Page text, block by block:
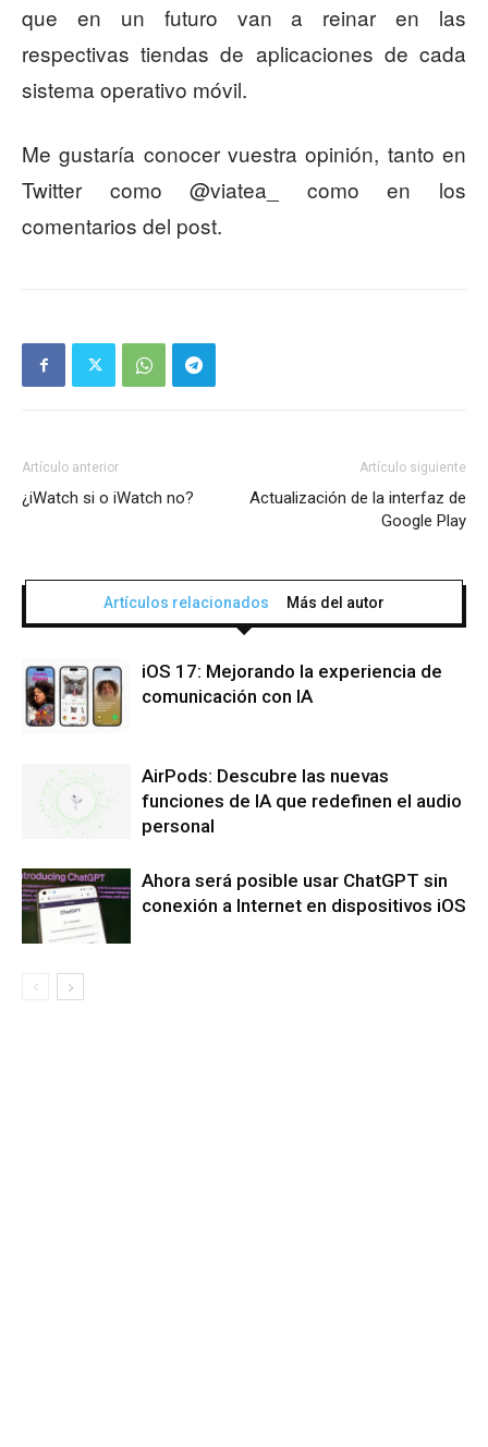
que en un futuro van a reinar en las
respectivas tiendas de aplicaciones de cada
sistema operativo móvil.
Me gustaría conocer vuestra opinión, tanto en
Twitter como @viatea_ como en los
comentarios del post.
Artículo anterior
¿iWatch si o iWatch no?
Artículo siguiente
Actualización de la interfaz de
Google Play
Artículos relacionados Más del autor
iOS 17: Mejorando la experiencia de
comunicación con IA
AirPods: Descubre las nuevas
funciones de IA que redefinen el audio
personal
Ahora será posible usar ChatGPT sin
conexión a Internet en dispositivos iOS